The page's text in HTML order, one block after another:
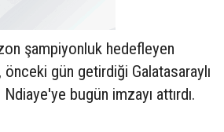
şampiyonluk hedefleyen
gün getirdiği Galatasaraylı
bugün imzayı attırdı.